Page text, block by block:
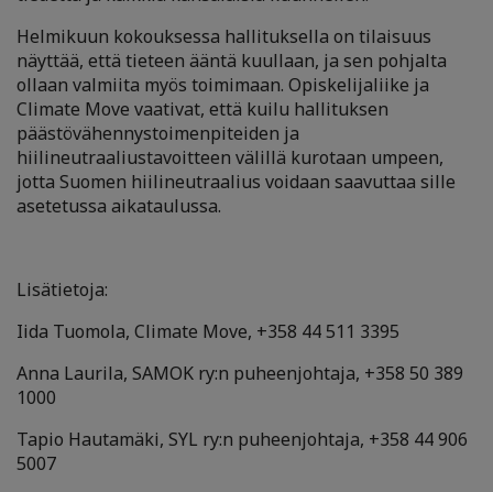
Helmikuun kokouksessa hallituksella on tilaisuus
näyttää, että tieteen ääntä kuullaan, ja sen pohjalta
ollaan valmiita myös toimimaan. Opiskelijaliike ja
Climate Move vaativat, että kuilu hallituksen
päästövähennystoimenpiteiden ja
hiilineutraaliustavoitteen välillä kurotaan umpeen,
jotta Suomen hiilineutraalius voidaan saavuttaa sille
asetetussa aikataulussa.
Lisätietoja:
Iida Tuomola, Climate Move, +358 44 511 3395
Anna Laurila, SAMOK ry:n puheenjohtaja, +358 50 389
1000
Tapio Hautamäki, SYL ry:n puheenjohtaja, +358 44 906
5007